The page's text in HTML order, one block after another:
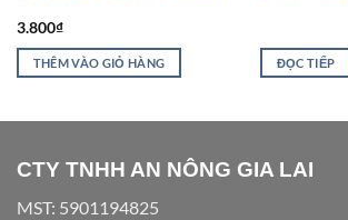
3.800₫
THÊM VÀO GIỎ HÀNG ĐỌC TIẾP
CTY TNHH AN NÔNG GIA LAI
MST: 5901194825